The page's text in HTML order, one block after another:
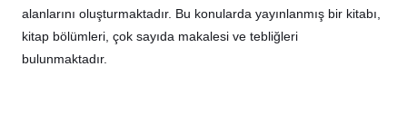
alanlarını oluşturmaktadır. Bu konularda yayınlanmış bir kitabı,
kitap bölümleri, çok sayıda makalesi ve tebliğleri
bulunmaktadır.